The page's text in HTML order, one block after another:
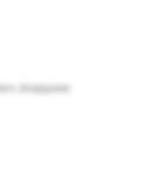
disappear